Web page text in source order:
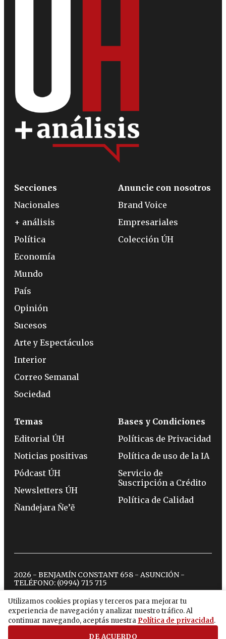
Utilizamos cookies propias y terceros para mejorar tu
experiencia de navegación y analizar nuestro tráfico. Al
continuar navegando, aceptás nuestra Política de privacidad.
DE ACUERDO
Secciones
Nacionales
+ análisis
Política
Economía
Mundo
País
Opinión
Sucesos
Arte y Espectáculos
Interior
Correo Semanal
Sociedad
Anuncie con nosotros
Brand Voice
Empresariales
Colección ÚH
Temas
Editorial ÚH
Noticias positivas
Pódcast ÚH
Newsletters ÚH
Ñandejara Ñe’ẽ
Bases y Condiciones
Políticas de Privacidad
Política de uso de la IA
Servicio de
Suscripción a Crédito
Política de Calidad
2026 - BENJAMÍN CONSTANT 658 - ASUNCIÓN -
TELÉFONO: (0994) 715 715
twitterinstagram
facebook
tiktokyoutubespotify